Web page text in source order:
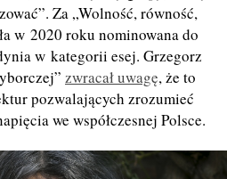
Za „Wolność, równość,
w 2020 roku nominowana do
w kategorii esej. Grzegorz
zwracał uwagę, że to
pozwalających zrozumieć
we współczesnej Polsce.